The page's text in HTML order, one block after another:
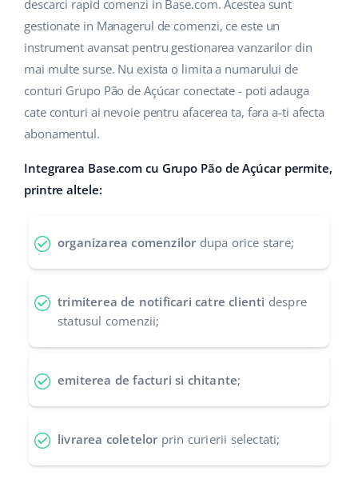
Managementul transporturilor
Automatizarea fluxului de lucru
Base Connect
AI pentru comerțul electronic
Casă și grădină
Produse pentru copii
Electronică
Piese auto
Sănătate și frumusețe
Suport
Blog
Servicii
Implementari de sistem
Auditul conturilor
Calculatorul de beneficii
Colaborare si parteneri
Contact
english (US)
english (GB)
english (IN)
deutsch
Ελληνικά
español (AR)
español (MX)
Français
Italiano
polski
descarci rapid comenzi in Base.com. Acestea sunt
gestionate in Managerul de comenzi, ce este un
instrument avansat pentru gestionarea vanzarilor din
mai multe surse. Nu exista o limita a numarului de
conturi Grupo Pão de Açúcar conectate - poti adauga
cate conturi ai nevoie pentru afacerea ta, fara a-ti afecta
abonamentul.
Integrarea Base.com cu Grupo Pão de Açúcar permite,
printre altele:
organizarea comenzilor dupa orice stare;
trimiterea de notificari catre clienti despre
statusul comenzii;
emiterea de facturi si chitante;
livrarea coletelor prin curierii selectati;